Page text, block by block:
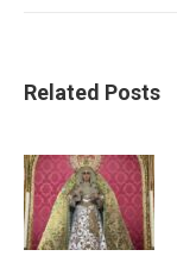
Related Posts